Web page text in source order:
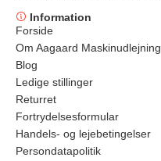
Information
Forside
Om Aagaard Maskinudlejning
Blog
Ledige stillinger
Returret
Fortrydelsesformular
Handels- og lejebetingelser
Persondatapolitik